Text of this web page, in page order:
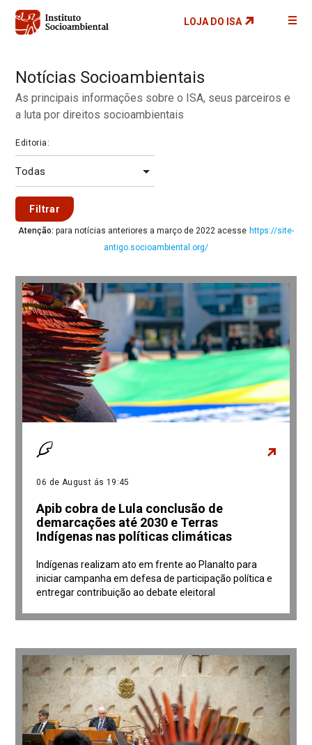
Pular
para
principal
LOJA DO ISA
Notícias Socioambientais
As principais informações sobre o ISA, seus parceiros e
a luta por direitos socioambientais
Editoria:
Filtrar
Atenção: para notícias anteriores a março de 2022 acesse https://site-
antigo.socioambiental.org/
06 de August ás 19:45
Apib cobra de Lula conclusão de
demarcações até 2030 e Terras
Indígenas nas políticas climáticas
Indígenas realizam ato em frente ao Planalto para
iniciar campanha em defesa de participação política e
entregar contribuição ao debate eleitoral